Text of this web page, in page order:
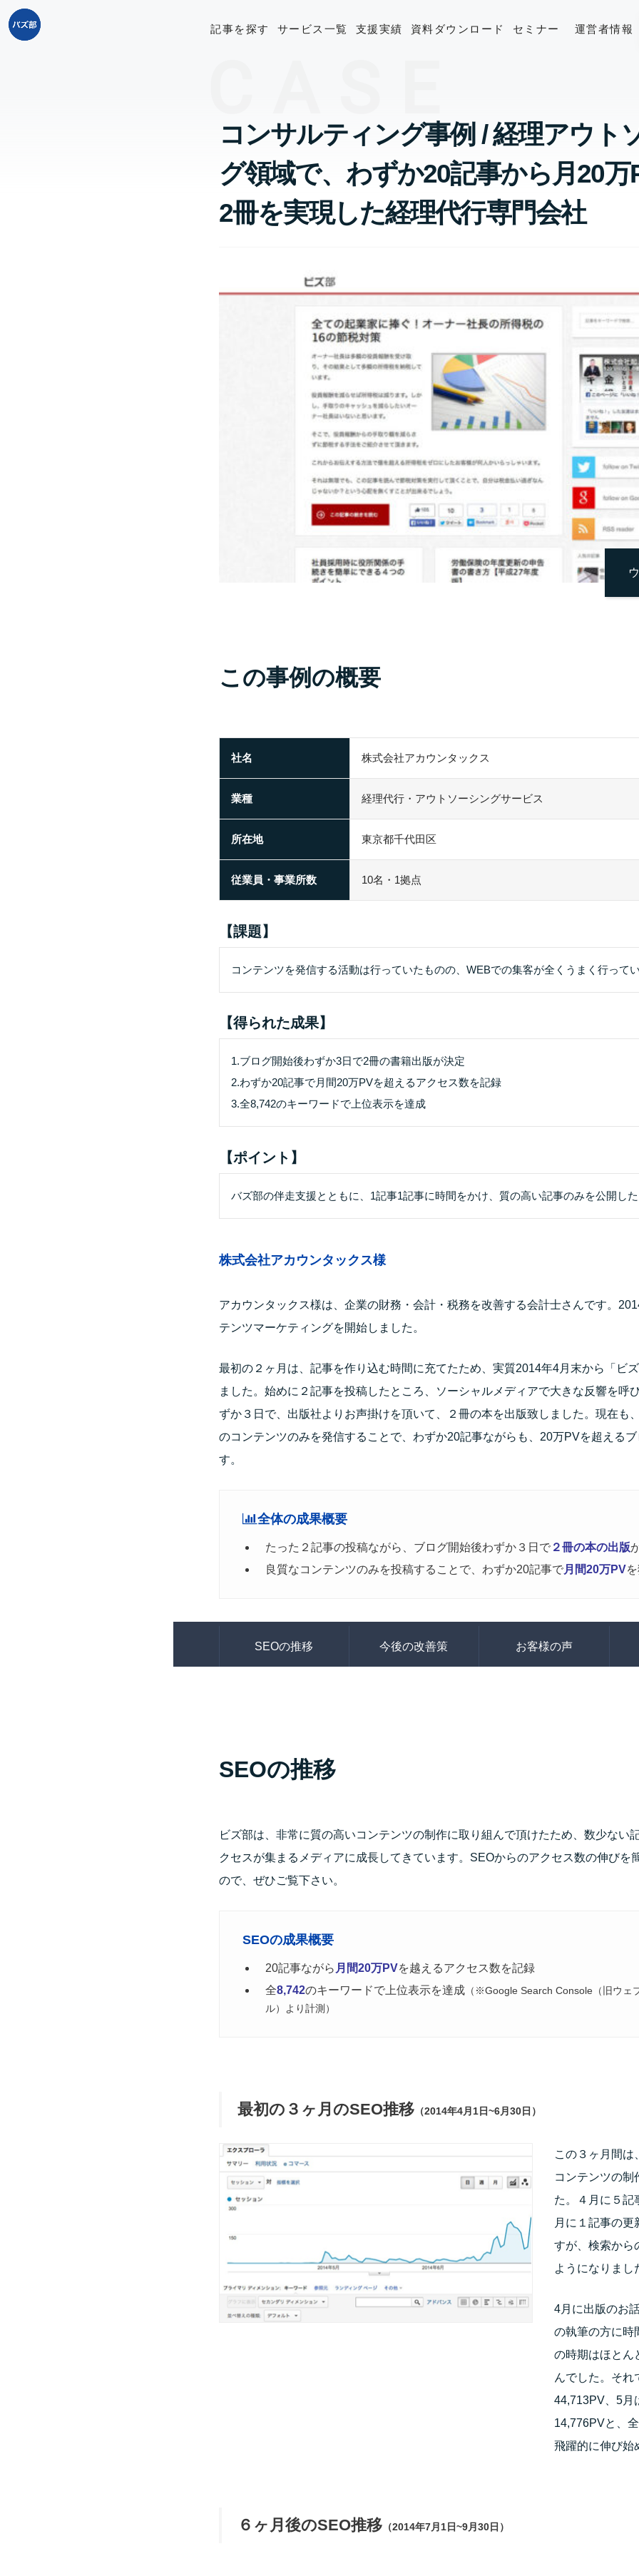
記事を探す サービス一覧 支援実績 資料ダウンロード セミナー 運営者情報
コンサルティング事例 / 経理アウト
グ領域で、わずか20記事から月20万
2冊を実現した経理代行専門会社
この事例の概要
社名 株式会社アカウンタックス
業種 経理代行・アウトソーシングサービス
所在地 東京都千代田区
従業員・事業所数 10名・1拠点
【課題】
コンテンツを発信する活動は行っていたものの、WEBでの集客が全くうまく行って
【得られた成果】
1.ブログ開始後わずか3日で2冊の書籍出版が決定
2.わずか20記事で月間20万PVを超えるアクセス数を記録
3.全8,742のキーワードで上位表示を達成
【ポイント】
バズ部の伴走支援とともに、1記事1記事に時間をかけ、質の高い記事のみを公開した
株式会社アカウンタックス様
アカウンタックス様は、企業の財務・会計・税務を改善する会計士さんです。
テンツマーケティングを開始しました。
最初の２ヶ月は、記事を作り込む時間に充てたため、実質2014年4月末から「ビ
ました。始めに２記事を投稿したところ、ソーシャルメディアで大きな反響を呼
ずか３日で、出版社よりお声掛けを頂いて、２冊の本を出版致しました。現在も
のコンテンツのみを発信することで、わずか20記事ながらも、20万PVを超えるブ
す。
全体の成果概要
たった２記事の投稿ながら、ブログ開始後わずか３日で ２冊の本の出版
良質なコンテンツのみを投稿することで、わずか20記事で月間20万PV
SEOの推移 今後の改善策 お客様の声
SEOの推移
ビズ部は、非常に質の高いコンテンツの制作に取り組んで頂けたため、数少ない
クセスが集まるメディアに成長してきています。SEOからのアクセス数の伸びを
ので、ぜひご覧下さい。
SEOの成果概要
20記事ながら 月間20万PVを越えるアクセス数を記録
全8,742のキーワードで上位表示を達成 （※Google Search Console（旧ウェ
ル）より計測）
最初の３ヶ月のSEO推移 （2014年4月1日~6月30日）
この３ヶ月間は
コンテンツの制
た。４月に５記
月に１記事の更
すが、検索から
ようになりまし
4月に出版のお
の執筆の方に時
の時期はほとん
んでした。それ
44,713PV、5月
14,776PVと、
飛躍的に伸び始
６ヶ月後のSEO推移 （2014年7月1日~9月30日）